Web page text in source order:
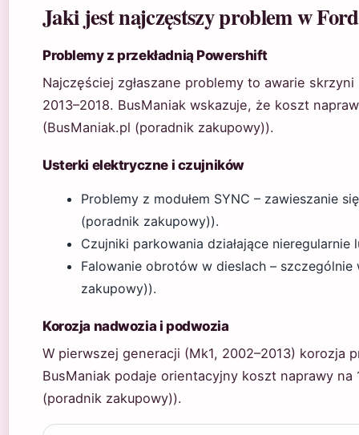
Jaki jest najczęstszy problem w
Problemy z przekładnią Powershift
Najczęściej zgłaszane problemy to awarie
2013–2018. BusManiak wskazuje, że koszt
(BusManiak.pl (poradnik zakupowy)).
Usterki elektryczne i czujników
Problemy z modułem SYNC – zawieszanie
(poradnik zakupowy)).
Czujniki parkowania działające nieregularnie
Falowanie obrotów w dieslach –
zakupowy)).
Korozja nadwozia i podwozia
W pierwszej generacji (Mk1, 2002–2013) korozja
BusManiak podaje orientacyjny koszt naprawy na
(poradnik zakupowy)).